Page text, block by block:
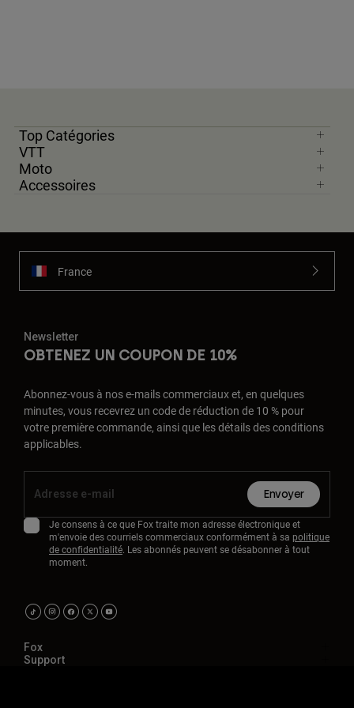
Top Catégories
VTT
Moto
Accessoires
France
Newsletter
OBTENEZ UN COUPON DE 10%
Abonnez-vous à nos e-mails commerciaux et, en quelques
minutes, vous recevrez un code de réduction de 10 % pour
votre première commande, ainsi que les détails des conditions
applicables.
Envoyer
Je consens à ce que Fox traite mon adresse électronique et
m'envoie des courriels commerciaux conformément à sa politique
de confidentialité. Les abonnés peuvent se désabonner à tout
moment.
Fox
Support